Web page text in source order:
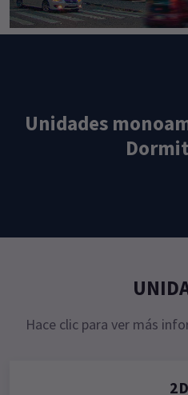
Unidades
Hace clic para ver más
2D